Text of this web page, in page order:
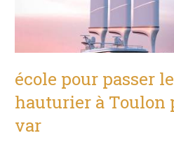
école pour passer
hauturier à Toulon
var